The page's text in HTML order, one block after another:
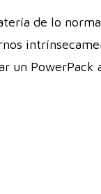
de lo
un PowerPack